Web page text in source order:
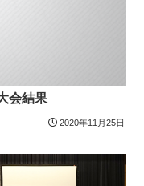
会結果
2020年11月25日